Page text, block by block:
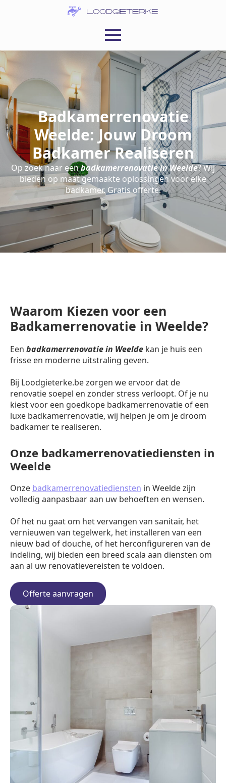
Badkamerrenovatie
Weelde: Jouw Droom
Badkamer Realiseren
Op zoek naar eenbadkamerrenovatie in Weelde? Wij
bieden op maat gemaakte oplossingen voor elke
badkamer. Gratis offerte.
Waarom Kiezen voor een
Badkamerrenovatie in Weelde?
Een badkamerrenovatie in Weelde kan je huis een
frisse en moderne uitstraling geven.
Bij Loodgieterke.be zorgen we ervoor dat de
renovatie soepel en zonder stress verloopt. Of je nu
kiest voor een goedkope badkamerrenovatie of een
luxe badkamerrenovatie, wij helpen je om je droom
badkamer te realiseren.
Onze badkamerrenovatiediensten in
Weelde
Onze badkamerrenovatiediensten in Weelde zijn
volledig aanpasbaar aan uw behoeften en wensen.
Of het nu gaat om het vervangen van sanitair, het
vernieuwen van tegelwerk, het installeren van een
nieuw bad of douche, of het herconfigureren van de
indeling, wij bieden een breed scala aan diensten om
aan al uw renovatievereisten te voldoen.
Offerte aanvragen